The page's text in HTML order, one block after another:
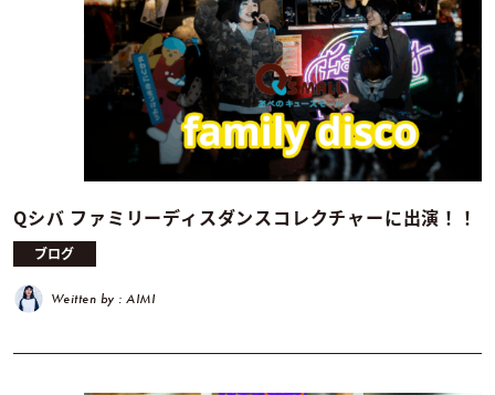
Qシバ ファミリーディスダンスコレクチャーに出演！！
ブログ
Weitten by : AIMI